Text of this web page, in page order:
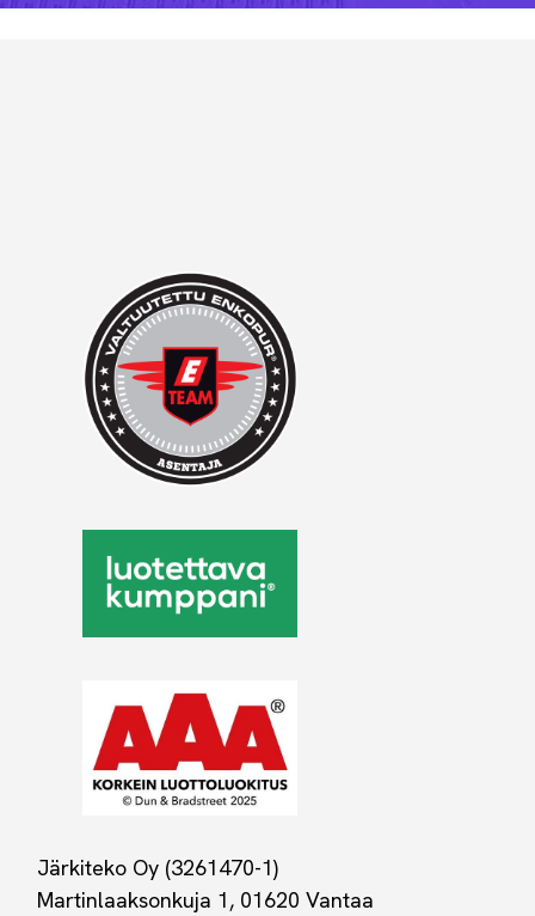
Järkiteko Oy (3261470-1)
Martinlaaksonkuja 1, 01620 Vantaa